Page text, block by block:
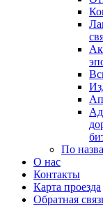
По
О нас
Контакты
Карта проезда
Обратная